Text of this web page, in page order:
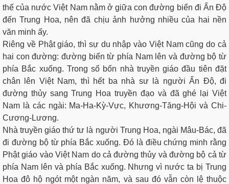
thế của nước Việt Nam nằm ở giữa con đường biển đi Ấn Ðộ
đến Trung Hoa, nên đã chịu ảnh hưởng nhiều của hai nền
văn minh ấy.
Riêng về Phật giáo, thì sự du nhập vào Việt Nam cũng do cả
hai con đường: đường biển từ phía Nam lên và đường bộ từ
phía Bắc xuống. Trong số bốn nhà truyền giáo đầu tiên đặt
chân lên Việt Nam, thì hết ba nhà sư là người Ấn Ðộ, đi
đường thủy sang Trung Hoa truyền đạo và đã ghé lại Việt
Nam là các ngài: Ma-Ha-Kỳ-Vực, Khương-Tăng-Hội và Chi-
Cương-Lương.
Nhà truyền giáo thứ tư là người Trung Hoa, ngài Mâu-Bác, đã
đi đường bộ từ phía Bắc xuống. Ðó là điều chứng minh rằng
Phật giáo vào Việt Nam do cả đường thủy và đường bộ cả từ
phía Nam lên và phía Bắc xuống. Nhưng vì nước ta bị Trung
Hoa đô hộ ngót một ngàn năm, và sau đó vẫn còn lệ thuộc